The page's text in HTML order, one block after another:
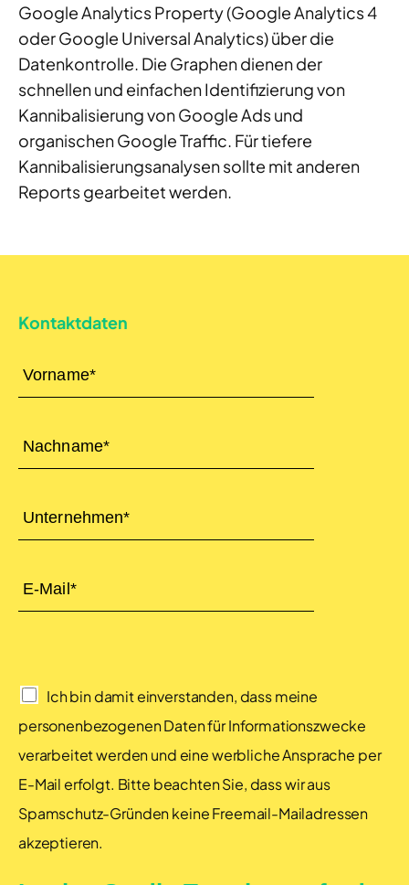
Google Analytics Property (Google Analytics 4
oder Google Universal Analytics) über die
Datenkontrolle. Die Graphen dienen der
schnellen und einfachen Identifizierung von
Kannibalisierung von Google Ads und
organischen Google Traffic. Für tiefere
Kannibalisierungsanalysen sollte mit anderen
Reports gearbeitet werden.
Kontaktdaten
Ich bin damit einverstanden, dass meine
personenbezogenen Daten für Informationszwecke
verarbeitet werden und eine werbliche Ansprache per
E-Mail erfolgt. Bitte beachten Sie, dass wir aus
Spamschutz-Gründen keine Freemail-Mailadressen
akzeptieren.